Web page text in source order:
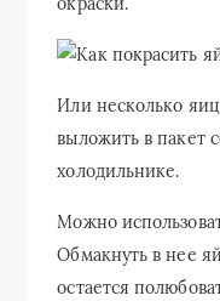
Или несколько
выложить в пакет
холодильнике.
Можно
Обмакнуть в нее
остается